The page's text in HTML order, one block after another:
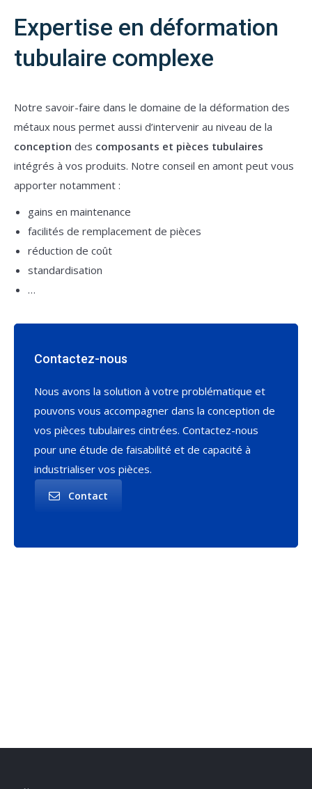
Expertise en déformation
tubulaire complexe
Notre savoir-faire dans le domaine de la déformation des
métaux nous permet aussi d’intervenir au niveau de la
conception des composants et pièces tubulaires
intégrés à vos produits. Notre conseil en amont peut vous
apporter notamment :
gains en maintenance
facilités de remplacement de pièces
réduction de coût
standardisation
…
Contactez-nous
Nous avons la solution à votre problématique et
pouvons vous accompagner dans la conception de
vos pièces tubulaires cintrées. Contactez-nous
pour une étude de faisabilité et de capacité à
industrialiser vos pièces.
Contact